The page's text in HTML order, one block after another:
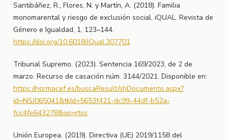
Santibáñez, R., Flores, N. y Martín, A. (2018). Familia
monomarental y riesgo de exclusión social. iQUAL. Revista de
Género e Igualdad, 1, 123–144.
https://doi.org/10.6018/iQual.307701
Tribunal Supremo. (2023). Sentencia 169/2023, de 2 de
marzo. Recurso de casación núm. 3144/2021. Disponible en:
https://normacef.es/buscaResult/shDocumento.aspx?
id=NSJ065041&tkId=5653f421-dc99-44df-b52a-
fcc4fe643278&op=rtss
Unión Europea. (2019). Directiva (UE) 2019/1158 del